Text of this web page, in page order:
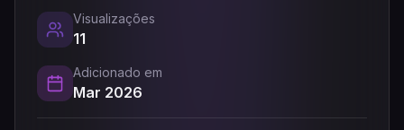
Visualizações
11
Adicionado em
Mar 2026